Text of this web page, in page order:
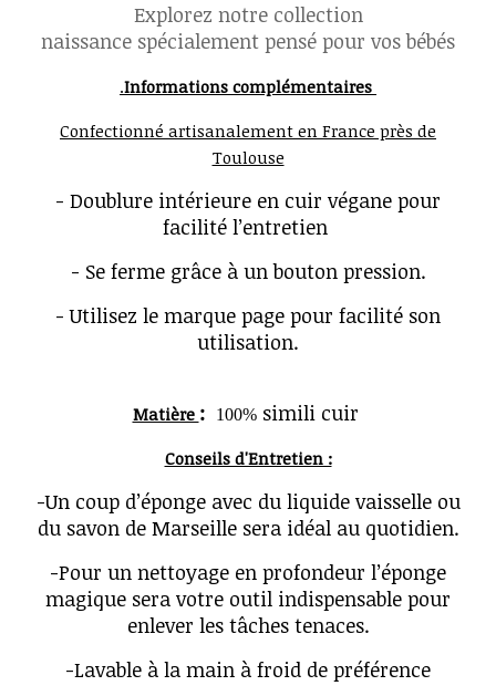
Explorez notre collection
naissance spécialement pensé pour vos bébés
.Informations complémentaires
Confectionné artisanalement en France près de
Toulouse
- Doublure intérieure en cuir végane pour
facilité l’entretien
- Se ferme grâce à un bouton pression.
- Utilisez le marque page pour facilité son
utilisation.
Matière : 100%simili cuir
Conseils d'Entretien :
-Un coup d’éponge avec du liquide vaisselle ou
du savon de Marseille sera idéal au quotidien.
-Pour un nettoyage en profondeur l’éponge
magique sera votre outil indispensable pour
enlever les tâches tenaces.
-Lavable à la main à froid de préférence